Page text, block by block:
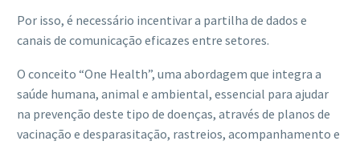
Por isso, é necessário incentivar a partilha de dados e
canais de comunicação eficazes entre setores.
O conceito “One Health”, uma abordagem que integra a
saúde humana, animal e ambiental, essencial para ajudar
na prevenção deste tipo de doenças, através de planos de
vacinação e desparasitação, rastreios, acompanhamento e